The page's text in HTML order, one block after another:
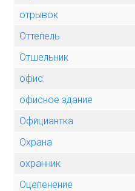
отрывок
Оттепель
Отшельник
офис
офисное здание
Официантка
Охрана
охранник
Оцепенение